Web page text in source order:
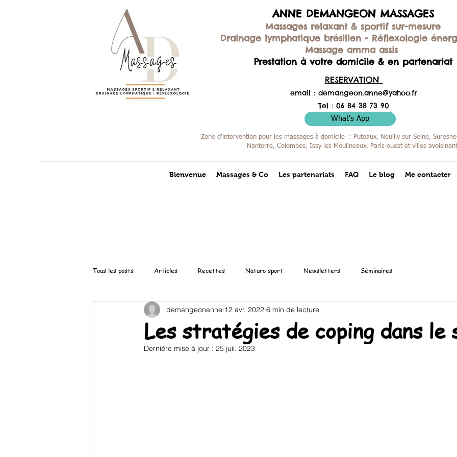
ANNE DEMANGEON MASSAGES
Massages relaxant & sportif sur-mesure
Drainage lymphatique brésilien - Réflexologie
Massage amma assis
Prestation à votre domicile & en partenariat
RESERVATION
email : demangeon.anne@yahoo.fr
Tel : 06 84 38 73 90
Zone d'intervention pour les massages à domicile : Puteaux, Neuilly sur Seine,
Nanterre, Colombes, Issy les Moulineaux, Paris ouest et villes
What's App
Bienvenue Massages & Co Les partenariats FAQ Le blog Me contacter
Tous les posts Articles Recettes Naturo sport Newsletters Séminaires
Les stratégies de coping dans le
demangeonanne 12 avr. 2022 6 min de lecture
Dernière mise à jour : 25 juil. 2023